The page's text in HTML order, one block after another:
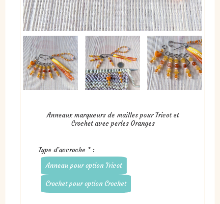
Anneaux marqueurs de mailles pour Tricot et
Crochet avec perles Oranges
Type d'accroche * :
Anneau pour option Tricot
Crochet pour option Crochet